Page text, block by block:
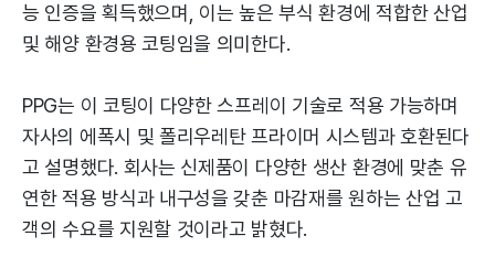
능 인증을 획득했으며, 이는 높은 부식 환경에 적합한 산업
및 해양 환경용 코팅임을 의미한다.
PPG는 이 코팅이 다양한 스프레이 기술로 적용 가능하며
자사의 에폭시 및 폴리우레탄 프라이머 시스템과 호환된다
고 설명했다. 회사는 신제품이 다양한 생산 환경에 맞춘 유
연한 적용 방식과 내구성을 갖춘 마감재를 원하는 산업 고
객의 수요를 지원할 것이라고 밝혔다.